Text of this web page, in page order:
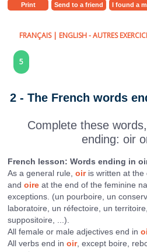
Print Send to a friend I found a
FRANÇAIS| ENGLISH- AUTRES
5
2 - The French words
Complete these
ending: oir
French lesson: Words ending in
As a general rule,oiris written at the
andoire at the end of the feminine
exceptions. (un pourboire, un
laboratoire, un réfectoire, un
suppositoire, ...).
All female or male adjectives end in
All verbs end inoir, except boire,